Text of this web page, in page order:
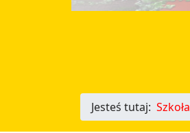
Jesteś tutaj: Szkoła